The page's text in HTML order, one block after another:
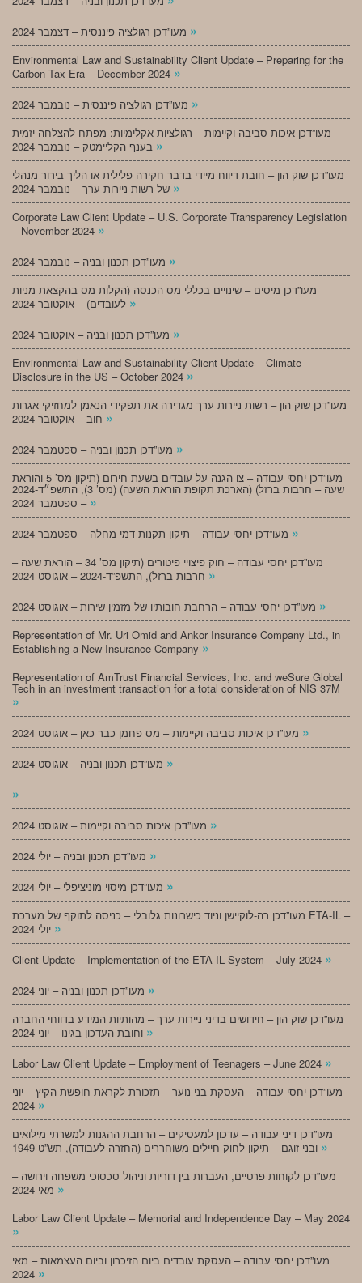
»
Environmental Law and Sustainability Client Update – Preparing for the
Carbon Tax Era – December 2024 »
»
מעו”דכן איכות סביבה וקיימות – רגולציות אקלימיות: מפתח להצלחה יזמית
»
מעו”דכן שוק הון – חובת דיווח מיידי בדבר חקירה פלילית או הליך בירור מנהלי
»
Corporate Law Client Update – U.S. Corporate Transparency Legislation
– November 2024 »
»
מעו”דכן מיסים – שינויים בכללי מס הכנסה (הקלות מס בהקצאת מניות
»
»
Environmental Law and Sustainability Client Update – Climate
Disclosure in the US – October 2024 »
מעו”דכן שוק הון – רשות ניירות ערך מגדירה את תפקידי הנאמן למחזיקי אגרות
»
»
מעו”דכן יחסי עבודה – צו הגנה על עובדים בשעת חירום (תיקון מס’ 5 והוראת
שעה – חרבות ברזל) (הארכת תקופת הוראת השעה) (מס’ 3), התשפ״ד-2024
– ספטמבר 2024 »
»
מעו”דכן יחסי עבודה – חוק פיצויי פיטורים (תיקון מס’ 34 – הוראת שעה –
»
»
Representation of Mr. Uri Omid and Ankor Insurance Company Ltd., in
Establishing a New Insurance Company »
Representation of AmTrust Financial Services, Inc. and weSure Global
Tech in an investment transaction for a total consideration of NIS 37M
»
»
»
»
»
»
»
מעו”דכן רה-לוקיישן וניוד כישרונות גלובלי – כניסה לתוקף של מערכת ETA-IL –
»
Client Update – Implementation of the ETA-IL System – July 2024 »
»
מעו”דכן שוק הון – חידושים בדיני ניירות ערך – מהותיות המידע בדווחי החברה
»
Labor Law Client Update – Employment of Teenagers – June 2024 »
מעו”דכן יחסי עבודה – העסקת בני נוער – תזכורת לקראת חופשת הקיץ – יוני
»
מעו”דכן דיני עבודה – עדכון למעסיקים – הרחבת ההגנות למשרתי מילואים
»
מעו”דכן לקוחות פרטיים, העברות בין דוריות וניהול סכסוכי משפחה וירושה –
»
Labor Law Client Update – Memorial and Independence Day – May 2024
»
מעו”דכן יחסי עבודה – העסקת עובדים ביום הזיכרון וביום העצמאות – מאי
»